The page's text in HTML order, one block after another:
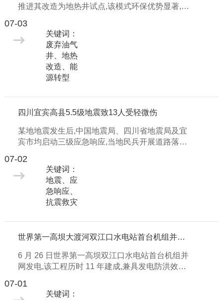
推进其改造为地热井试点,该模式环保优势显著,但
07-03
关键词：
废弃油气
井、地热
改造、能
源转型
四川宜宾高县5.5级地震致13人受轻微伤
某地地震发生后,中国地震局、四川省地震局及宜
宾市均启动三级应急响应,当地民兵开展道路落石
07-02
关键词：
地震、应
急响应、
抗震救灾
世界第一高坝大渡河双江口水电站首台机组并网发电
6 月 26 日世界第一高坝双江口水电站首台机组并
网发电,该工程历时 11 年建成,兼具发电防洪效益,
落地。
07-01
关键词：